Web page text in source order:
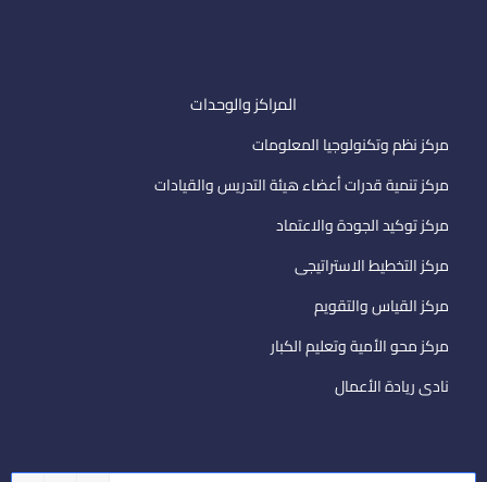
المراكز والوحدات
مركز نظم وتكنولوجيا المعلومات
مركز تنمية قدرات أعضاء هيئة التدريس والقيادات
مركز توكيد الجودة والاعتماد
مركز التخطيط الاستراتيجى
مركز القياس والتقويم
مركز محو الأمية وتعليم الكبار
نادى ريادة الأعمال